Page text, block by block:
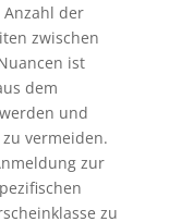
der
zwischen
ist
dem
und
vermeiden.
zur
zu